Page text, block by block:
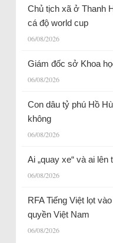
Chủ tịch xã ở Thanh
cá độ world cup
06/08/2026
Giám đốc sở Khoa
06/08/2026
Con dâu tỷ phú Hồ
không
06/08/2026
Ai „quay xe“ và ai
06/08/2026
RFA Tiếng Việt lọt
quyền Việt Nam
06/08/2026